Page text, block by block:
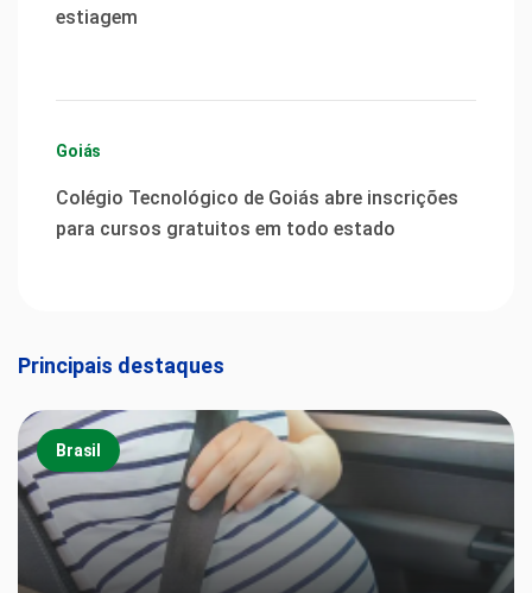
estiagem
Goiás
Colégio Tecnológico de Goiás abre inscrições
para cursos gratuitos em todo estado
Principais destaques
Brasil